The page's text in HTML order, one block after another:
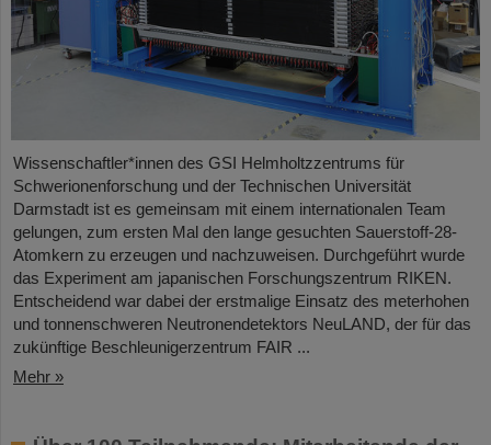
Wissenschaftler*innen des GSI Helmholtzzentrums für
Schwerionenforschung und der Technischen Universität
Darmstadt ist es gemeinsam mit einem internationalen Team
gelungen, zum ersten Mal den lange gesuchten Sauerstoff-28-
Atomkern zu erzeugen und nachzuweisen. Durchgeführt wurde
das Experiment am japanischen Forschungszentrum RIKEN.
Entscheidend war dabei der erstmalige Einsatz des meterhohen
und tonnenschweren Neutronendetektors NeuLAND, der für das
zukünftige Beschleunigerzentrum FAIR ...
Mehr »